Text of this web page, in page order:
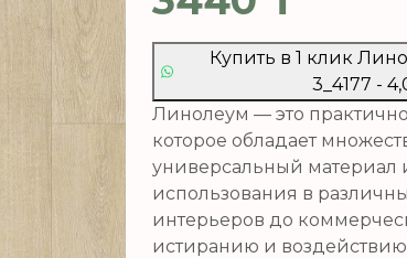
Купить в 1 клик
3_4177 -
Линолеум — это
которое обладает
универсальный материал
использования в
интерьеров до
истиранию и